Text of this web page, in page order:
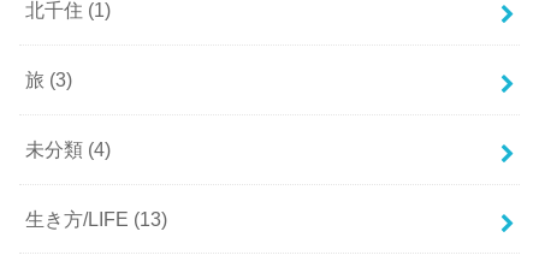
北千住 (1)
旅 (3)
未分類 (4)
生き方/LIFE (13)